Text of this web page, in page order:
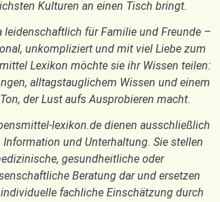
Kulturen an einen Tisch bringt.
leidenschaftlich für Familie und Freunde –
unkompliziert und mit viel Liebe zum
Lexikon möchte sie ihr Wissen teilen:
alltagstauglichem Wissen und einem
der Lust aufs Ausprobieren macht.
lexikon.de dienen ausschließlich
und Unterhaltung. Sie stellen
gesundheitliche oder
Beratung dar und ersetzen
fachliche Einschätzung durch